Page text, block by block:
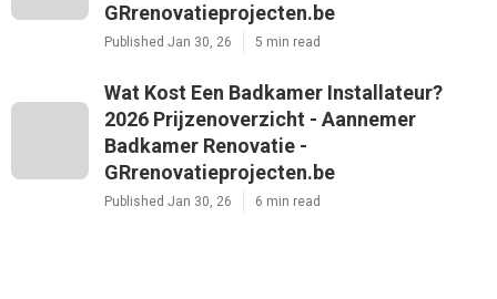
GRrenovatieprojecten.be
Published Jan 30, 26 5 min read
Wat Kost Een Badkamer Installateur?
2026 Prijzenoverzicht - Aannemer
Badkamer Renovatie -
GRrenovatieprojecten.be
Published Jan 30, 26 6 min read